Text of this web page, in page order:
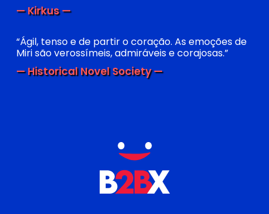
— Kirkus —
“Ágil, tenso e de partir o coração. As emoções de
Miri são verossímeis, admiráveis e corajosas.”
— Historical Novel Society —